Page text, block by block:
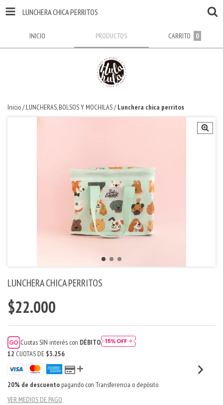
LUNCHERA CHICA PERRITOS
INICIO PRODUCTOS CARRITO 0
Inicio/ LUNCHERAS, BOLSOS Y MOCHILAS/ Lunchera chica perritos
LUNCHERA CHICA PERRITOS
$22.000
Cuotas SIN interés con DÉBITO
12 CUOTAS DE $3.256
20% de descuento pagando con Transferencia o depósito
VER MEDIOS DE PAGO